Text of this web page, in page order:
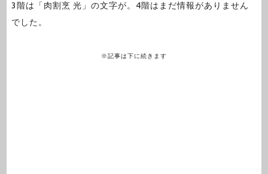
3階は「肉割烹 光」の文字が。4階はまだ情報がありません
でした。
※記事は下に続きます